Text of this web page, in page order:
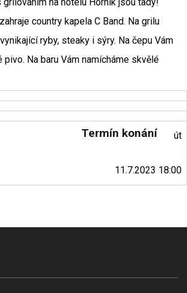
country kapela C Band. Na grilu
ryby, steaky i sýry. Na čepu Vám
pivo. Na baru Vám namícháme skvělé
Termín konání út
11.7.2023 18:00